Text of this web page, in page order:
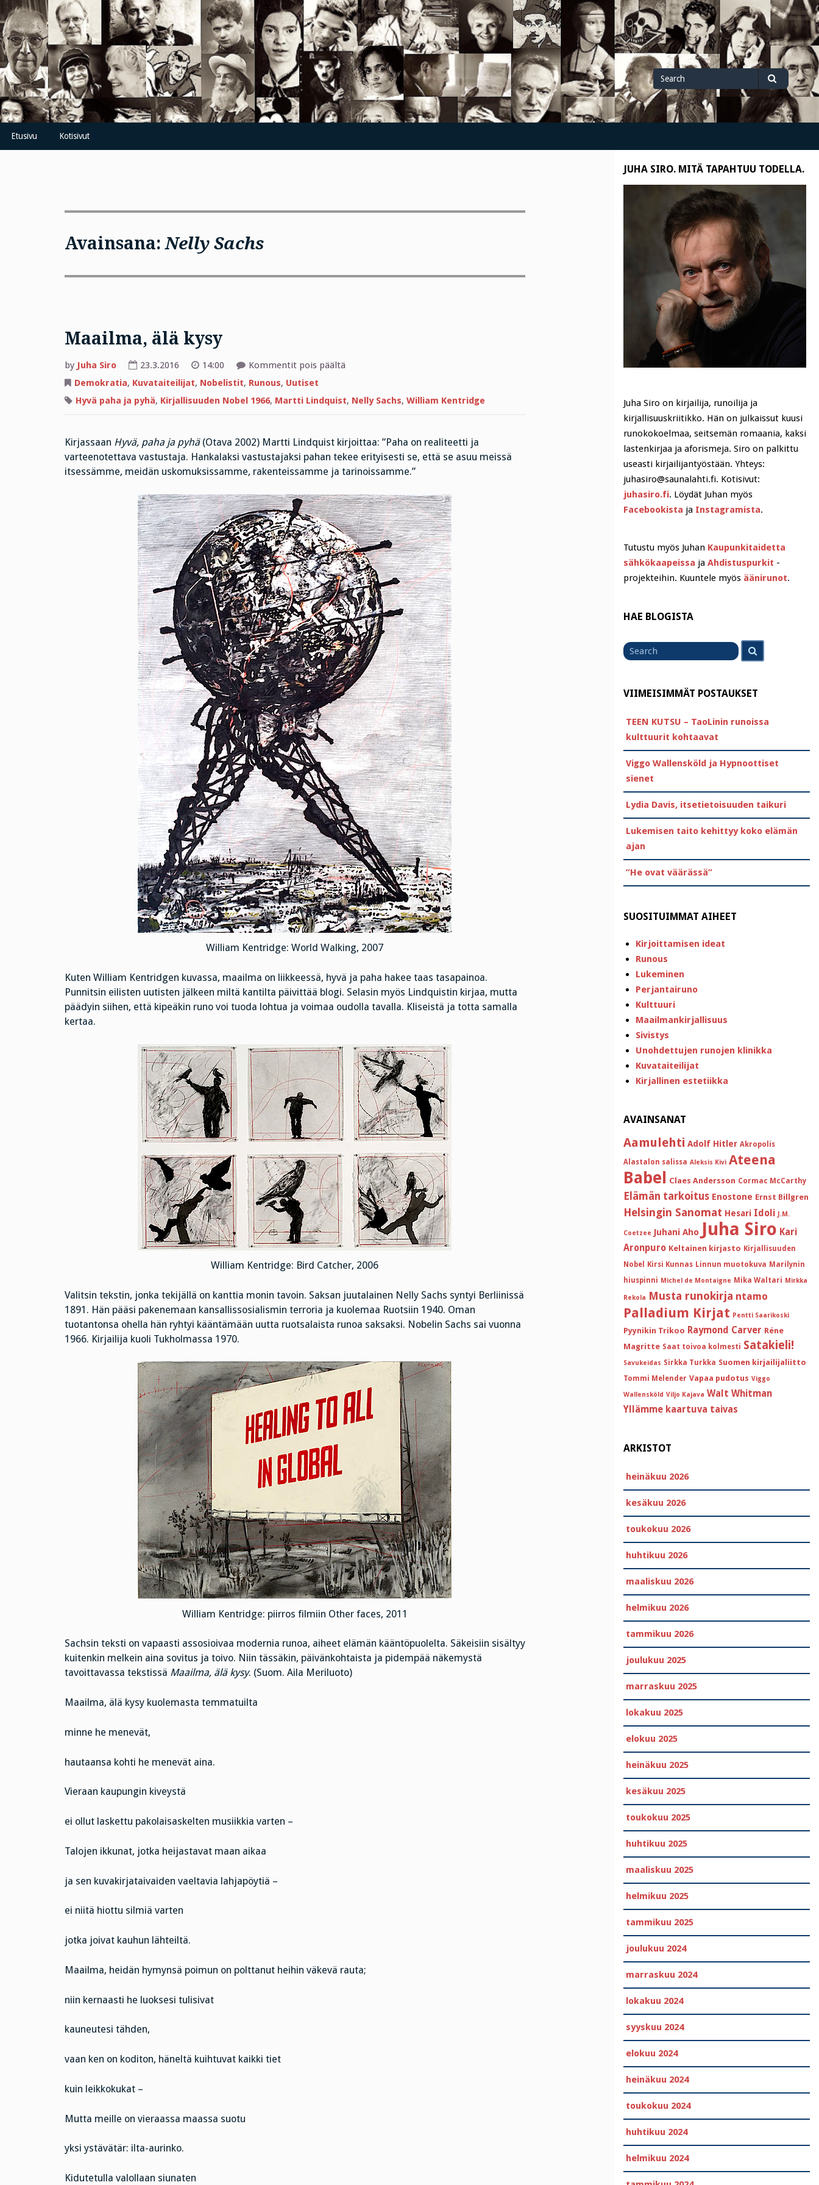
Skip
to
content
Search
for
Search
Etusivu Kotisivut
Avainsana:Nelly Sachs
Maailma, älä kysy
by Juha Siro 23.3.2016 14:00 Kommentit pois päältäartikkelissa
Demokratia, Kuvataiteilijat, Nobelistit, Runous, Uutiset
Hyvä paha ja pyhä, Kirjallisuuden Nobel 1966, Martti Lindquist, Nelly Sachs, William Kentridge
Kirjassaan Hyvä, paha ja pyhä(Otava 2002) Martti Lindquist kirjoittaa: ”Paha on realiteetti ja
varteenotettava vastustaja. Hankalaksi vastustajaksi pahan tekee erityisesti se, että se asuu meissä
itsessämme, meidän uskomuksissamme, rakenteissamme ja tarinoissamme.”
William Kentridge: World Walking, 2007
Kuten William Kentridgen kuvassa, maailma on liikkeessä, hyvä ja paha hakee taas tasapainoa.
Punnitsin eilisten uutisten jälkeen miltä kantilta päivittää blogi. Selasin myös Lindquistin kirjaa, mutta
päädyin siihen, että kipeäkin runo voi tuoda lohtua ja voimaa oudolla tavalla. Kliseistä ja totta samalla
kertaa.
William Kentridge: Bird Catcher, 2006
Valitsin tekstin, jonka tekijällä on kanttia monin tavoin. Saksan juutalainen Nelly Sachs syntyi Berliinissä
1891. Hän pääsi pakenemaan kansallissosialismin terroria ja kuolemaa Ruotsiin 1940. Oman
tuotantonsa ohella hän ryhtyi kääntämään uutta ruotsalaista runoa saksaksi. Nobelin Sachs sai vuonna
1966. Kirjailija kuoli Tukholmassa 1970.
William Kentridge: piirros filmiin Other faces, 2011
Sachsin teksti on vapaasti assosioivaa modernia runoa, aiheet elämän kääntöpuolelta. Säkeisiin sisältyy
kuitenkin melkein aina sovitus ja toivo. Niin tässäkin, päivänkohtaista ja pidempää näkemystä
tavoittavassa tekstissä Maailma, älä kysy. (Suom. Aila Meriluoto)
Maailma, älä kysy kuolemasta temmatuilta
minne he menevät,
hautaansa kohti he menevät aina.
Vieraan kaupungin kiveystä
ei ollut laskettu pakolaisaskelten musiikkia varten –
Talojen ikkunat, jotka heijastavat maan aikaa
ja sen kuvakirjataivaiden vaeltavia lahjapöytiä –
ei niitä hiottu silmiä varten
jotka joivat kauhun lähteiltä.
Maailma, heidän hymynsä poimun on polttanut heihin väkevä rauta;
niin kernaasti he luoksesi tulisivat
kauneutesi tähden,
vaan ken on koditon, häneltä kuihtuvat kaikki tiet
kuin leikkokukat –
Mutta meille on vieraassa maassa suotu
yksi ystävätär: ilta-aurinko.
Kidutetulla valollaan siunaten
JUHA SIRO. MITÄ TAPAHTUU TODELLA.
Juha Siro on kirjailija, runoilija ja
kirjallisuuskriitikko. Hän on julkaissut kuusi
runokokoelmaa, seitsemän romaania, kaksi
lastenkirjaa ja aforismeja. Siro on palkittu
useasti kirjailijantyöstään. Yhteys:
juhasiro@saunalahti.fi. Kotisivut:
juhasiro.fi. Löydät Juhan myös
Facebookista ja Instagramista.
Tutustu myös Juhan Kaupunkitaidetta
sähkökaapeissa ja Ahdistuspurkit -
projekteihin. Kuuntele myös äänirunot.
HAE BLOGISTA
for
VIIMEISIMMÄT POSTAUKSET
TEEN KUTSU – TaoLinin runoissa
kulttuurit kohtaavat
Viggo Wallensköld ja Hypnoottiset
sienet
Lydia Davis, itsetietoisuuden taikuri
Lukemisen taito kehittyy koko elämän
ajan
”He ovat väärässä”
SUOSITUIMMAT AIHEET
Kirjoittamisen ideat
Runous
Lukeminen
Perjantairuno
Kulttuuri
Maailmankirjallisuus
Sivistys
Unohdettujen runojen klinikka
Kuvataiteilijat
Kirjallinen estetiikka
AVAINSANAT
Aamulehti Adolf Hitler Akropolis
Alastalon salissa Aleksis Kivi Ateena
Babel Claes Andersson Cormac McCarthy
Elämän tarkoitus Enostone Ernst Billgren
Helsingin Sanomat Hesari Idoli J.M.
Coetzee Juhani Aho Juha Siro Kari
Aronpuro Keltainen kirjasto Kirjallisuuden
Nobel
Kirsi Kunnas Linnun muotokuva Marilynin
hiuspinni Michel de Montaigne Mika Waltari Mirkka
Rekola Musta runokirja ntamo
Palladium Kirjat Pentti Saarikoski
Pyynikin Trikoo Raymond Carver Réne
Magritte Saat toivoa kolmesti Satakieli!
Savukeidas Sirkka Turkka Suomen kirjailijaliitto
Tommi Melender Vapaa pudotus Viggo
Wallensköld Viljo Kajava Walt Whitman
Yllämme kaartuva taivas
ARKISTOT
heinäkuu 2026
kesäkuu 2026
toukokuu 2026
huhtikuu 2026
maaliskuu 2026
helmikuu 2026
tammikuu 2026
joulukuu 2025
marraskuu 2025
lokakuu 2025
elokuu 2025
heinäkuu 2025
kesäkuu 2025
toukokuu 2025
huhtikuu 2025
maaliskuu 2025
helmikuu 2025
tammikuu 2025
joulukuu 2024
marraskuu 2024
lokakuu 2024
syyskuu 2024
elokuu 2024
heinäkuu 2024
toukokuu 2024
huhtikuu 2024
helmikuu 2024